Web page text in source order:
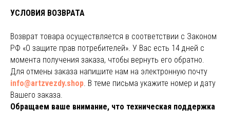
УСЛОВИЯ ВОЗВРАТА
Возврат товара осуществляется в соответствии с Законом
РФ «О защите прав потребителей». У Вас есть 14 дней с
момента получения заказа, чтобы вернуть его обратно.
Для отмены заказа напишите нам на электронную почту
info@artzvezdy.shop. В теме письма укажите номер и дату
Вашего заказа.
Обращаем ваше внимание, что техническая поддержка